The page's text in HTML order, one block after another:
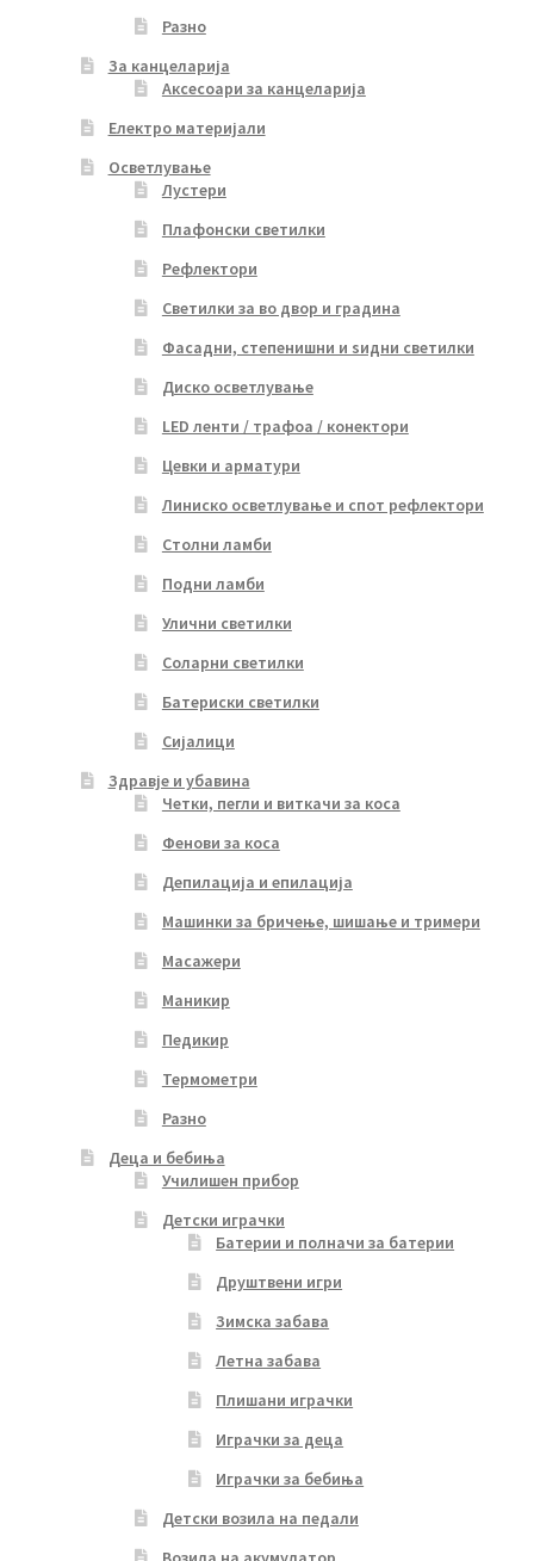
Разно
За канцеларија
Аксесоари за канцеларија
Електро материјали
Осветлување
Лустери
Плафонски светилки
Рефлектори
Светилки за во двор и градина
Фасадни, степенишни и ѕидни светилки
Диско осветлување
LED ленти / трафоа / конектори
Цевки и арматури
Линиско осветлување и спот рефлектори
Столни ламби
Подни ламби
Улични светилки
Соларни светилки
Батериски светилки
Сијалици
Здравје и убавина
Четки, пегли и виткачи за коса
Фенови за коса
Депилација и епилација
Машинки за бричење, шишање и тримери
Масажери
Маникир
Педикир
Термометри
Разно
Деца и бебиња
Училишен прибор
Детски играчки
Батерии и полначи за батерии
Друштвени игри
Зимска забава
Летна забава
Плишани играчки
Играчки за деца
Играчки за бебиња
Детски возила на педали